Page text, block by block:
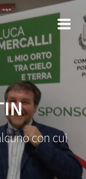
con cui